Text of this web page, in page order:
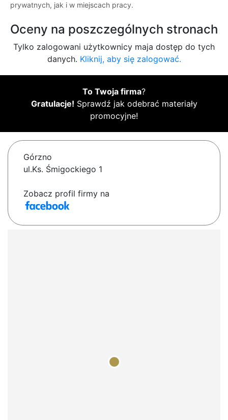
prywatnych, jak i w miejscach pracy.
Oceny na poszczególnych stronach
Tylko zalogowani użytkownicy maja dostęp do tych
danych. Kliknij, aby się zalogować.
To Twoja firma?
Gratulacje! Sprawdź jak odebrać materiały
promocyjne!
Górzno
ul.Ks. Śmigockiego 1
Zobacz profil firmy na